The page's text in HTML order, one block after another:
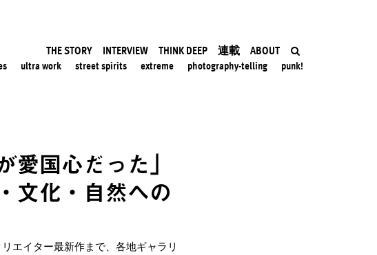
THE STORY INTERVIEW THINK DEEP 連載 ABOUT
ultra work street spirits extreme photography-telling punk!
国心だった」
文化・自然への
エイター最新作まで、各地ギャラリ